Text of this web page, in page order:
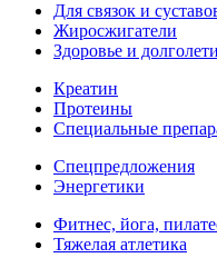
Для связок и
Жиросжигатели
Здоровье и
Креатин
Протеины
Специальные
Спецпредложения
Энергетики
Фитнес, йога,
Тяжелая атлетика